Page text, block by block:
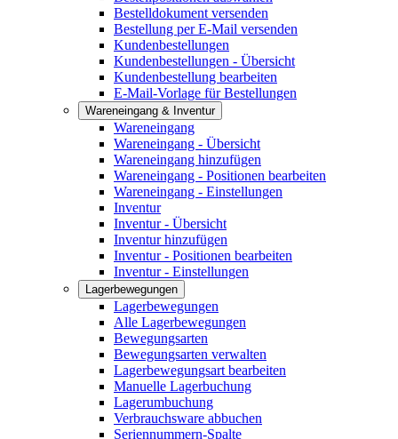
Bestelldokument versenden
Bestellung per E-Mail versenden
Kundenbestellungen
Kundenbestellungen - Übersicht
Kundenbestellung bearbeiten
E-Mail-Vorlage für Bestellungen
Wareneingang & Inventur
Wareneingang
Wareneingang - Übersicht
Wareneingang hinzufügen
Wareneingang - Positionen bearbeiten
Wareneingang - Einstellungen
Inventur
Inventur - Übersicht
Inventur hinzufügen
Inventur - Positionen bearbeiten
Inventur - Einstellungen
Lagerbewegungen
Lagerbewegungen
Alle Lagerbewegungen
Bewegungsarten
Bewegungsarten verwalten
Lagerbewegungsart bearbeiten
Manuelle Lagerbuchung
Lagerumbuchung
Verbrauchsware abbuchen
Seriennummern-Spalte